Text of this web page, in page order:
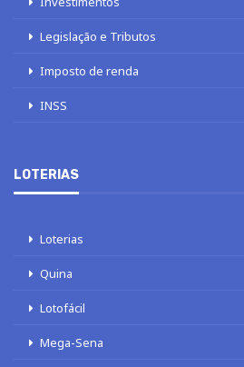
Legislação e Tributos
Imposto de renda
INSS
LOTERIAS
Loterias
Quina
Lotofácil
Mega-Sena